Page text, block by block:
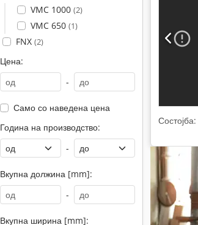
VMC 1000 (2)
VMC 650 (1)
FNX (2)
Цена:
-
Само со наведена цена
Година на производство:
-
Вкупна должина [mm]:
-
Вкупна ширина [mm]:
Состојба: